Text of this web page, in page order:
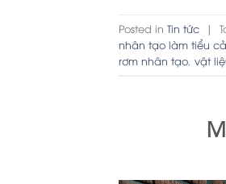
Posted in Tin tức |
nhân tạo làm tiểu
rơm nhân tạo, vật